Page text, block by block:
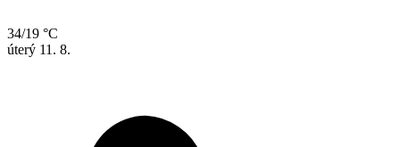
34/19 °C
úterý 11. 8.